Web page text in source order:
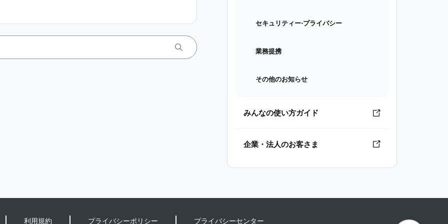
セキュリティー⋅プライバシー
業務提携
その他のお知らせ
みんなの使い方ガイド
企業・法人のお客さま
利用規約 プライバシーポリシー プライバシーセンター